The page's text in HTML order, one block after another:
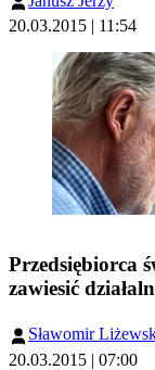
20.03.2015 | 11:54
Przedsiębiorca
zawiesić
Sławomir
20.03.2015 | 07:00